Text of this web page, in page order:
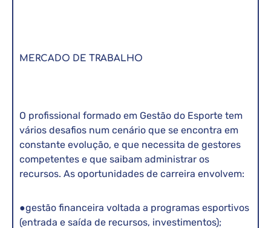
MERCADO DE TRABALHO
O profissional formado em Gestão do Esporte tem
vários desafios num cenário que se encontra em
constante evolução, e que necessita de gestores
competentes e que saibam administrar os
recursos. As oportunidades de carreira envolvem:
●gestão financeira voltada a programas esportivos
(entrada e saída de recursos, investimentos);